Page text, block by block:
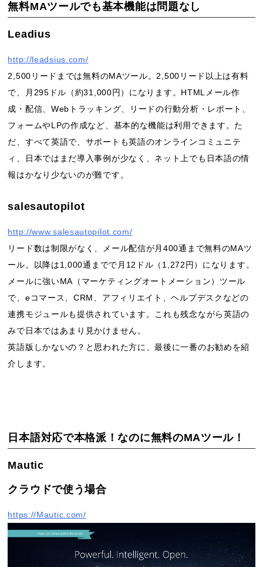
無料MAツールでも基本機能は問題なし
Leadius
http://leadsius.com/
2,500リードまでは無料のMAツール。2,500リード以上は有料
で、月295ドル（約31,000円）になります。HTMLメール作
成・配信、Webトラッキング、リードの行動分析・レポート、
フォームやLPの作成など、基本的な機能は利用できます。た
だ、すべて英語で、サポートも英語のオンラインコミュニテ
ィ、日本ではまだ導入事例が少なく、ネット上でも日本語の情
報はかなり少ないのが難です。
salesautopilot
http://www.salesautopilot.com/
リード数は制限がなく、メール配信が月400通まで無料のMAツ
ール。以降は1,000通までで月12ドル（1,272円）になります。
メールに強いMA（マーケティングオートメーション）ツール
で、eコマース、CRM、アフィリエイト、ヘルプデスクなどの
連携モジュールも提供されています。これも残念ながら英語の
みで日本ではあまり見かけません。
英語版しかないの？と思われた方に、最後に一番のお勧めを紹
介します。
日本語対応で本格派！なのに無料のMAツール！
Mautic
クラウドで使う場合
https://Mautic.com/